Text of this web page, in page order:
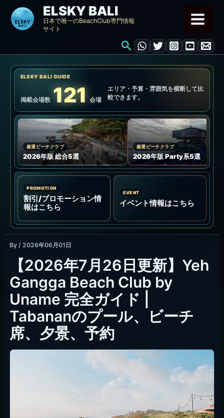
ELSKY BALI
日本で唯一のBeachClub専門情報
サイト
検
ELSKY BALI GUIDE
掲載会場数 121 会場
エリア・予算・雰囲気を横断して比
較できます。
厳選ビーチクラブ
2026年版 総合5選
厳選ビーチクラブ
2026年版 Party系5選
PROMOTION
割引/プロモーション情
報はこちら
EVENT
イベント情報はこちら
By / 2026年06月01日
【2026年7月26日更新】Yeh
Gangga Beach Club by
Uname 完全ガイド |
Tabananのプール、ビーチ
席、夕景、予約